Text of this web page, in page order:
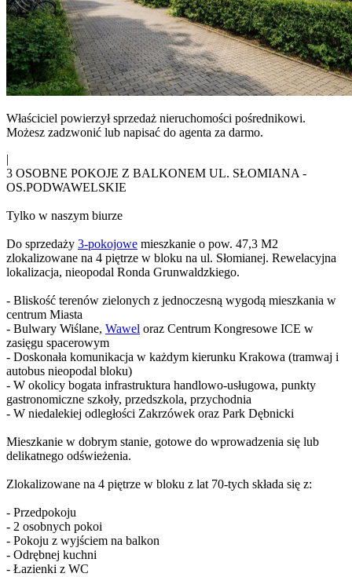
Właściciel powierzył sprzedaż nieruchomości pośrednikowi.
Możesz zadzwonić lub napisać do agenta za darmo.
|
3 OSOBNE POKOJE Z BALKONEM UL. SŁOMIANA -
OS.PODWAWELSKIE
Tylko w naszym biurze
Do sprzedaży 3-pokojowe mieszkanie o pow. 47,3 M2
zlokalizowane na 4 piętrze w bloku na ul. Słomianej. Rewelacyjna
lokalizacja, nieopodal Ronda Grunwaldzkiego.
- Bliskość terenów zielonych z jednoczesną wygodą mieszkania w
centrum Miasta
- Bulwary Wiślane, Wawel oraz Centrum Kongresowe ICE w
zasięgu spacerowym
- Doskonała komunikacja w każdym kierunku Krakowa (tramwaj i
autobus nieopodal bloku)
- W okolicy bogata infrastruktura handlowo-usługowa, punkty
gastronomiczne szkoły, przedszkola, przychodnia
- W niedalekiej odległości Zakrzówek oraz Park Dębnicki
Mieszkanie w dobrym stanie, gotowe do wprowadzenia się lub
delikatnego odświeżenia.
Zlokalizowane na 4 piętrze w bloku z lat 70-tych składa się z:
- Przedpokoju
- 2 osobnych pokoi
- Pokoju z wyjściem na balkon
- Odrębnej kuchni
- Łazienki z WC